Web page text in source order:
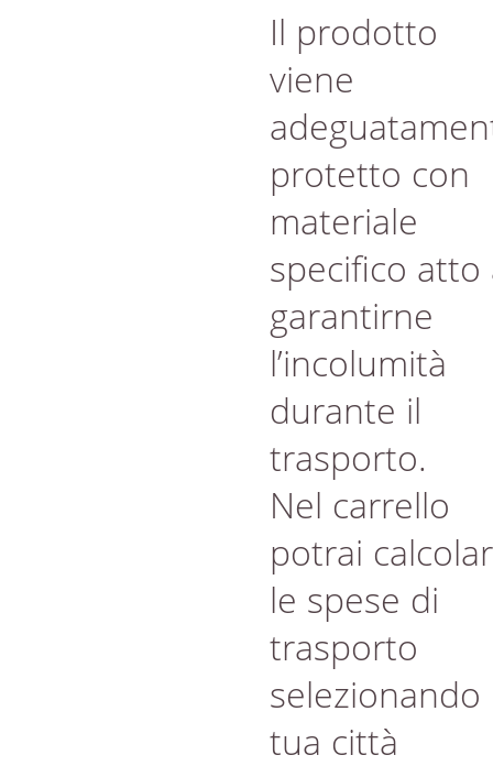
Il prodotto
viene
protetto con
materiale
specifico atto
garantirne
l’incolumità
durante il
trasporto.
Nel carrello
potrai
le spese di
trasporto
selezionando
tua città